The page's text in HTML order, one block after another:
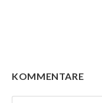
KOMMENTARE